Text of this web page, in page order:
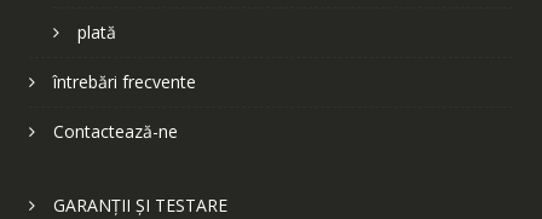
plată
întrebări frecvente
Contactează-ne
GARANȚII ȘI TESTARE